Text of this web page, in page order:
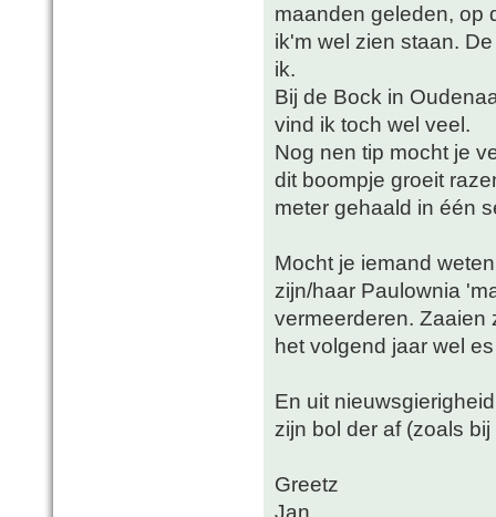
maanden geleden, op
ik'm wel zien staan.
ik.
Bij de Bock in
vind ik toch wel veel.
Nog nen tip mocht je
dit boompje groeit
meter gehaald in één
Mocht je iemand
zijn/haar Paulownia
vermeerderen. Zaaien
het volgend jaar wel
En uit
zijn bol der af (zoals
Greetz
Jan